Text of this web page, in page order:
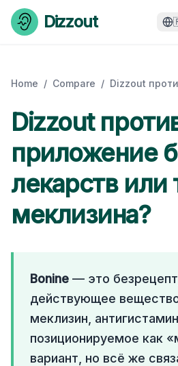
Skip to content
Dizzout
Home / Compare / Dizzout
Dizzout
приложение
лекарств или
меклизина?
Bonine — это
действующее
меклизин,
позиционируемое как
вариант, но всё же